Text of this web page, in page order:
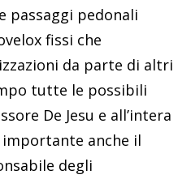
passaggi pedonali
fissi che
da parte di altri
tutte le possibili
De Jesu e all’intera
anche il
degli